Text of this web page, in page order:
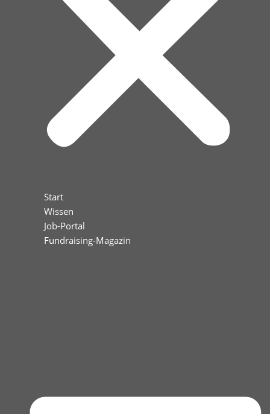
Start
Wissen
Job-Portal
Fundraising-Magazin